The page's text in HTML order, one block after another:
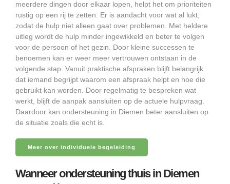
meerdere dingen door elkaar lopen, helpt het om prioriteiten
rustig op een rij te zetten. Er is aandacht voor wat al lukt,
zodat de hulp niet alleen gaat over problemen. Met heldere
uitleg wordt de hulp minder ingewikkeld en beter te volgen
voor de persoon of het gezin. Door kleine successen te
benoemen kan er weer meer vertrouwen ontstaan in de
volgende stap. Vanuit praktische afspraken blijft belangrijk
dat iemand begrijpt waarom een afspraak helpt en hoe die
gebruikt kan worden. Door regelmatig te bespreken wat
werkt, blijft de aanpak aansluiten op de actuele hulpvraag.
Daardoor kan ondersteuning in Diemen beter aansluiten op
de situatie zoals die echt is.
Meer over individuele begeleiding
Wanneer ondersteuning thuis in Diemen